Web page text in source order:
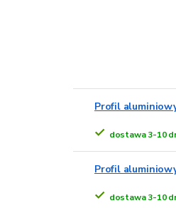
Profil
dostawa 3-10
Profil
dostawa 3-10